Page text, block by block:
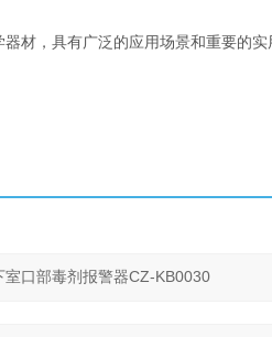
材，具有广泛的应用场景和重要的